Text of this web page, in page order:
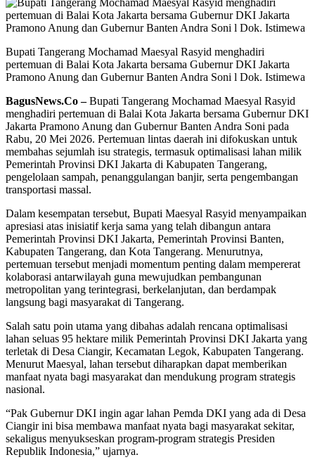
Bupati Tangerang Mochamad Maesyal Rasyid menghadiri
pertemuan di Balai Kota Jakarta bersama Gubernur DKI Jakarta
Pramono Anung dan Gubernur Banten Andra Soni l Dok. Istimewa
BagusNews.Co –Bupati Tangerang Mochamad Maesyal Rasyid
menghadiri pertemuan di Balai Kota Jakarta bersama Gubernur DKI
Jakarta Pramono Anung dan Gubernur Banten Andra Soni pada
Rabu, 20 Mei 2026. Pertemuan lintas daerah ini difokuskan untuk
membahas sejumlah isu strategis, termasuk optimalisasi lahan milik
Pemerintah Provinsi DKI Jakarta di Kabupaten Tangerang,
pengelolaan sampah, penanggulangan banjir, serta pengembangan
transportasi massal.
Dalam kesempatan tersebut, Bupati Maesyal Rasyid menyampaikan
apresiasi atas inisiatif kerja sama yang telah dibangun antara
Pemerintah Provinsi DKI Jakarta, Pemerintah Provinsi Banten,
Kabupaten Tangerang, dan Kota Tangerang. Menurutnya,
pertemuan tersebut menjadi momentum penting dalam mempererat
kolaborasi antarwilayah guna mewujudkan pembangunan
metropolitan yang terintegrasi, berkelanjutan, dan berdampak
langsung bagi masyarakat di Tangerang.
Salah satu poin utama yang dibahas adalah rencana optimalisasi
lahan seluas 95 hektare milik Pemerintah Provinsi DKI Jakarta yang
terletak di Desa Ciangir, Kecamatan Legok, Kabupaten Tangerang.
Menurut Maesyal, lahan tersebut diharapkan dapat memberikan
manfaat nyata bagi masyarakat dan mendukung program strategis
nasional.
“Pak Gubernur DKI ingin agar lahan Pemda DKI yang ada di Desa
Ciangir ini bisa membawa manfaat nyata bagi masyarakat sekitar,
sekaligus menyukseskan program-program strategis Presiden
Republik Indonesia,” ujarnya.